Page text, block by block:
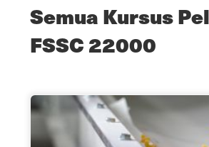
Semua Kursus
FSSC 22000